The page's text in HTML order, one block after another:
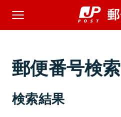
郵便番号検索
検索結果